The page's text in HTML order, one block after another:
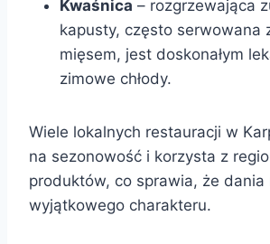
Kwaśnica – rozgrzewająca
kapusty, często serwowana
mięsem, jest doskonałym
zimowe chłody.
Wiele lokalnych restauracji w
na sezonowość i korzysta z
produktów, co sprawia, że dania
wyjątkowego charakteru.